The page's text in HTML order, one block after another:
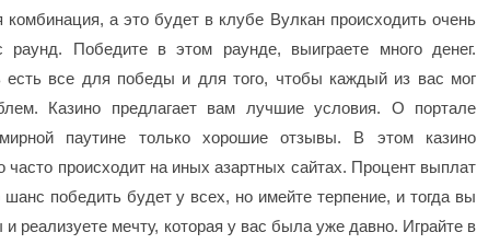
а это будет в клубе Вулкан происходить очень
Победите в этом раунде, выиграете много денег.
есть все для победы и для того, чтобы каждый из вас мог
Казино предлагает вам лучшие условия. О портале
паутине только хорошие отзывы. В этом казино
часто происходит на иных азартных сайтах. Процент выплат
победить будет у всех, но имейте терпение, и тогда вы
реализуете мечту, которая у вас была уже давно. Играйте в